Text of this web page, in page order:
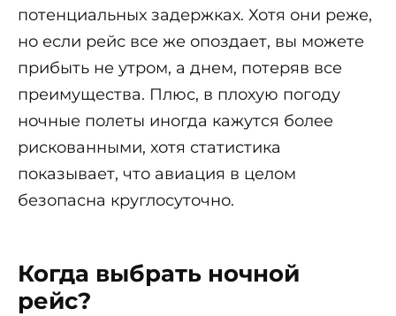
потенциальных задержках. Хотя они реже,
но если рейс все же опоздает, вы можете
прибыть не утром, а днем, потеряв все
преимущества. Плюс, в плохую погоду
ночные полеты иногда кажутся более
рискованными, хотя статистика
показывает, что авиация в целом
безопасна круглосуточно.
Когда выбрать ночной
рейс?